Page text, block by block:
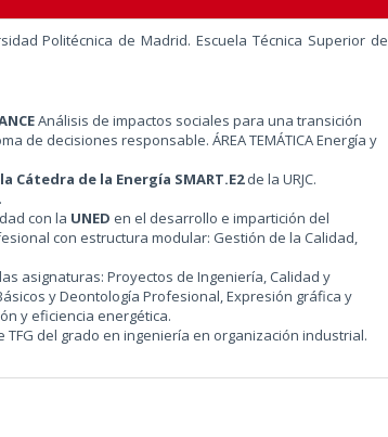
Politécnica de Madrid. Escuela Técnica Superior de
Análisis de impactos sociales para una transición
de decisiones responsable. ÁREA TEMÁTICA Energía y
Cátedra de la Energía SMART.E2de la URJC.
con la UNED en el desarrollo e impartición del
con estructura modular: Gestión de la Calidad,
asignaturas: Proyectos de Ingeniería, Calidad y
y Deontología Profesional, Expresión gráfica y
y eficiencia energética.
del grado en ingeniería en organización industrial.